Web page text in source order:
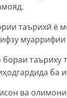
таърихӣ ё
таъриху
ба
ва